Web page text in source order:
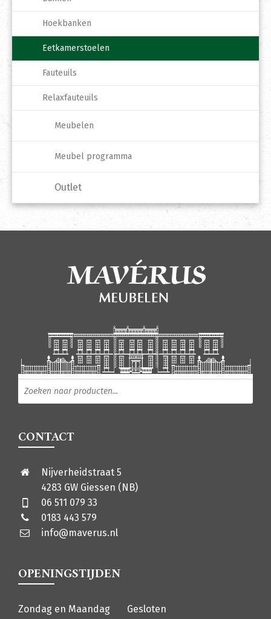
Hoekbanken
Eetkamerstoelen
Fauteuils
Relaxfauteuils
Meubelen
Meubel programma
Outlet
Producten zoeken
CONTACT
Nijverheidstraat 5
4283 GW Giessen (NB)
06 511 079 33
0183 443 579
info@maverus.nl
OPENINGSTIJDEN
Zondag en Maandag
Gesloten